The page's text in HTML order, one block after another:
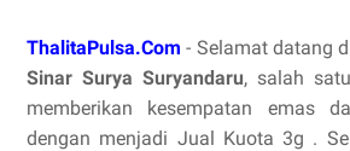
ThalitaPulsa.Com - Selamat datang
Sinar Surya Suryandaru, salah
memberikan kesempatan emas
dengan menjadi Jual Kuota 3g .